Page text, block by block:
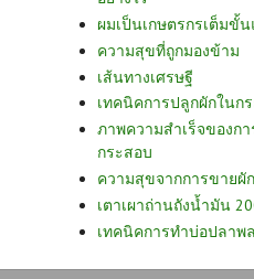
ผมเป็นเกษตรกรเต็มขั้
ความสุขที่ถูกมองข้าม
เส้นทางเศรษฐี
เทคนิคการปลูกผักในก
ภาพความสำเร็จของก
กระสอบ
ความสุขจากการขายผัก
เตาเผาถ่านถังน้ำมัน
เทคนิคการทำบ่อปลาพ